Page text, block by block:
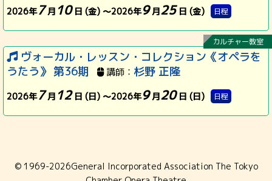
2026年7月 10日 (金) ～2026年9月25日 (金) 日程
ヴォーカル・レッスン・コレクション《オペラを
うたう》 第36期 講師： 杉野 正隆
カルチャー教室
2026年7月 12日 (日) ～2026年9月20日 (日) 日程
© 1969-2026General Incorporated Association The Tokyo